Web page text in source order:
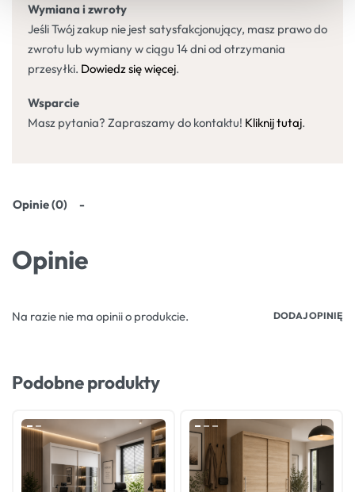
Wymiana i zwroty
Jeśli Twój zakup nie jest satysfakcjonujący, masz prawo do
zwrotu lub wymiany w ciągu 14 dni od otrzymania
przesyłki. Dowiedz się więcej.
Wsparcie
Masz pytania? Zapraszamy do kontaktu! Kliknij tutaj.
Opinie (0)
Opinie
Na razie nie ma opinii o produkcie. DODAJ OPINIĘ
Podobne produkty